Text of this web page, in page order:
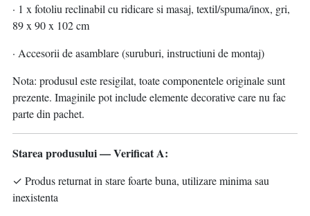
· 1 x fotoliu reclinabil cu ridicare si masaj, textil/spuma/inox, gri,
89 x 90 x 102 cm
· Accesorii de asamblare (suruburi, instructiuni de montaj)
Nota: produsul este resigilat, toate componentele originale sunt
prezente. Imaginile pot include elemente decorative care nu fac
parte din pachet.
Starea produsului — Verificat A:
✓ Produs returnat in stare foarte buna, utilizare minima sau
inexistenta